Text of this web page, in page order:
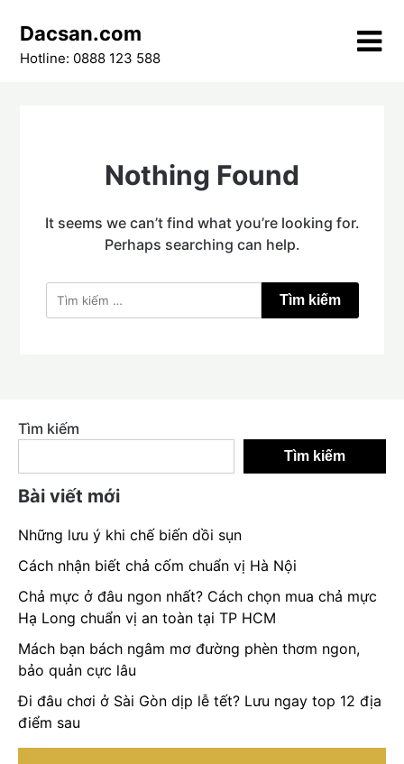
content
Dacsan.com
Hotline: 0888 123 588
Nothing Found
It seems we can’t find what you’re looking for.
Perhaps searching can help.
Tìm
kiếm
Tìm kiếm
Tìm kiếm
Bài viết mới
Những lưu ý khi chế biến dồi sụn
Cách nhận biết chả cốm chuẩn vị Hà Nội
Chả mực ở đâu ngon nhất? Cách chọn mua chả mực
Hạ Long chuẩn vị an toàn tại TP HCM
Mách bạn bách ngâm mơ đường phèn thơm ngon,
bảo quản cực lâu
Đi đâu chơi ở Sài Gòn dịp lễ tết? Lưu ngay top 12 địa
điểm sau